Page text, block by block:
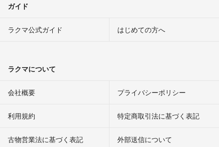
ガイド
ラクマ公式ガイド はじめての方へ
ラクマについて
会社概要 プライバシーポリシー
利用規約 特定商取引法に基づく表記
古物営業法に基づく表記 外部送信について